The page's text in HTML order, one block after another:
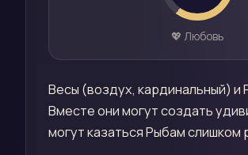
💖 Любовь
Весы (воздух, кардинальный) и
Вместе они могут создать
могут казаться Рыбам